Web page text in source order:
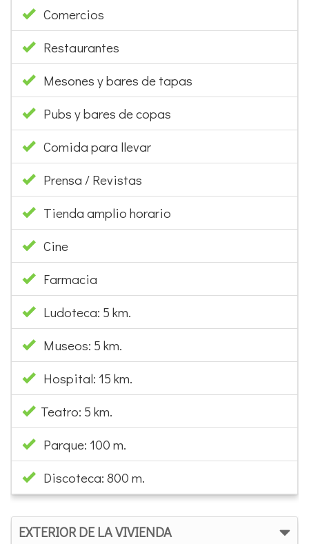
Comercios
Restaurantes
Mesones y bares de tapas
Pubs y bares de copas
Comida para llevar
Prensa / Revistas
Tienda amplio horario
Cine
Farmacia
Ludoteca: 5 km.
Museos: 5 km.
Hospital: 15 km.
Teatro: 5 km.
Parque: 100 m.
Discoteca: 800 m.
EXTERIOR DE LA VIVIENDA